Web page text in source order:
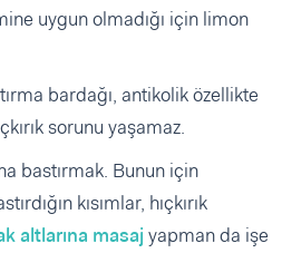
uygun olmadığı için limon
bardağı, antikolik özellikte
sorunu yaşamaz.
bastırmak. Bunun için
kısımlar, hıçkırık
altlarına masaj yapman da işe